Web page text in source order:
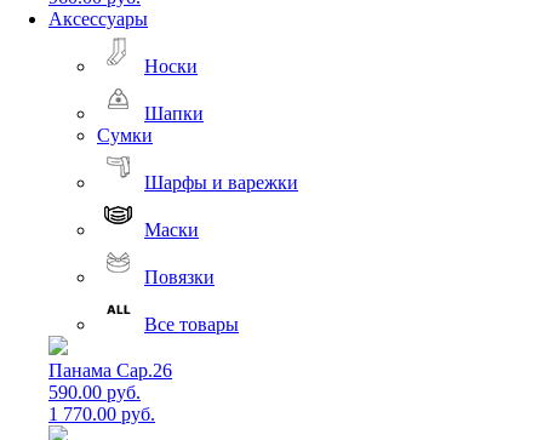
Аксессуары
Носки
Шапки
Сумки
Шарфы и варежки
Маски
Повязки
Все товары
Панама Cap.26
590.00 руб.
1 770.00 руб.